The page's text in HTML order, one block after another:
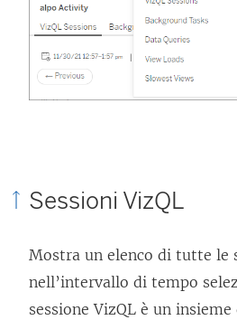
Sessioni VizQL
Mostra un elenco di tutte le
nell’intervallo di tempo
sessione VizQL è un